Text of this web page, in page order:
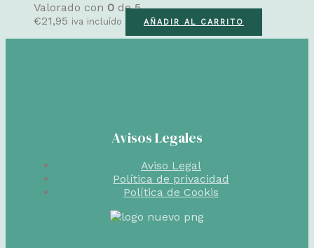
Valorado con 0 de 5
€21,95 iva incluído AÑADIR AL CARRITO
Avisos Legales
Aviso Legal
Política de privacidad
Política de Cookis